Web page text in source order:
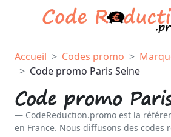
Accueil Codes promo
Code promo Paris Seine
Code promo
CodeReduction.promo est la
en France. Nous diffusons des codes